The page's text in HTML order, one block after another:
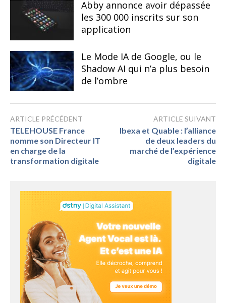
Abby annonce avoir dépassée
les 300 000 inscrits sur son
application
Le Mode IA de Google, ou le
Shadow AI qui n’a plus besoin
de l’ombre
ARTICLE PRÉCÉDENT
TELEHOUSE France
nomme son Directeur IT
en charge de la
transformation digitale
ARTICLE SUIVANT
Ibexa et Quable : l’alliance
de deux leaders du
marché de l’expérience
digitale